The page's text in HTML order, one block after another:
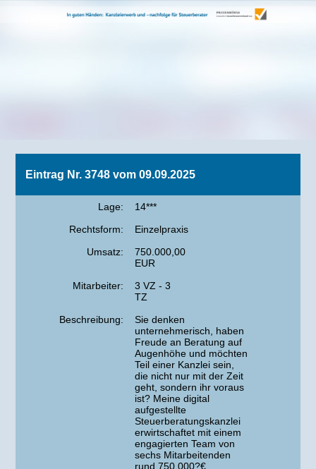
Eintrag Nr. 3748 vom 09.09.2025
Lage:
14***
Rechtsform:
Einzelpraxis
Umsatz:
750.000,00
EUR
Mitarbeiter:
3 VZ - 3
TZ
Beschreibung:
Sie denken
unternehmerisch, haben
Freude an Beratung auf
Augenhöhe und möchten
Teil einer Kanzlei sein,
die nicht nur mit der Zeit
geht, sondern ihr voraus
ist? Meine digital
aufgestellte
Steuerberatungskanzlei
erwirtschaftet mit einem
engagierten Team von
sechs Mitarbeitenden
rund 750.000?€